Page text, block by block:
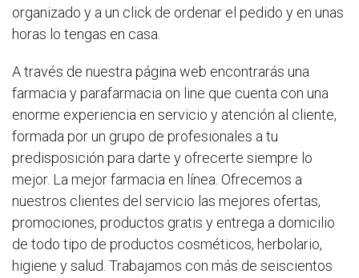
organizado y a un click de ordenar el pedido y en unas
horas lo tengas en casa.
A través de nuestra página web encontrarás una
farmacia y parafarmacia on line que cuenta con una
enorme experiencia en servicio y atención al cliente,
formada por un grupo de profesionales a tu
predisposición para darte y ofrecerte siempre lo
mejor. La mejor farmacia en línea. Ofrecemos a
nuestros clientes del servicio las mejores ofertas,
promociones, productos gratis y entrega a domicilio
de todo tipo de productos cosméticos, herbolario,
higiene y salud. Trabajamos con más de seiscientos